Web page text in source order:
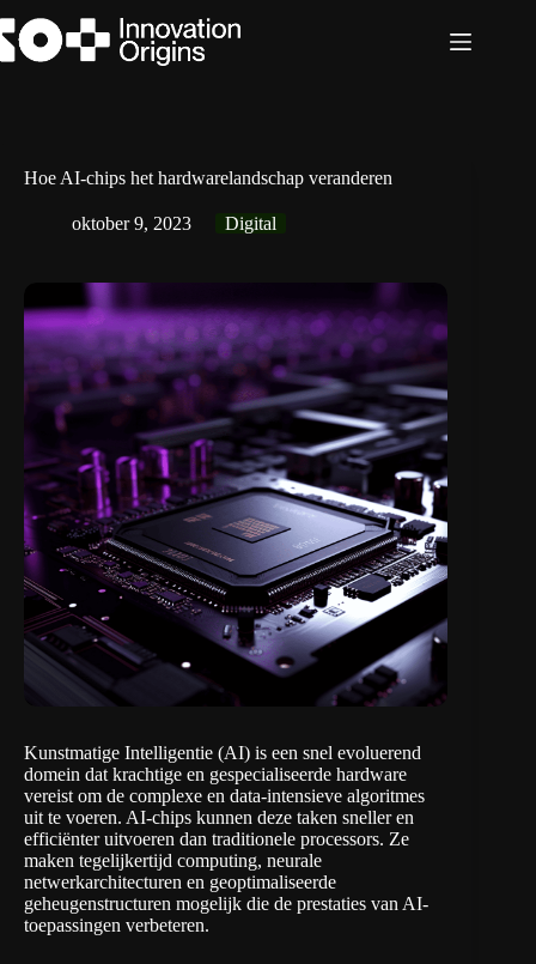
naar
de
Hoe AI-chips het hardwarelandschap veranderen
oktober 9, 2023 Digital
Kunstmatige Intelligentie (AI) is een snel evoluerend
domein dat krachtige en gespecialiseerde hardware
vereist om de complexe en data-intensieve algoritmes
uit te voeren. AI-chips kunnen deze taken sneller en
efficiënter uitvoeren dan traditionele processors. Ze
maken tegelijkertijd computing, neurale
netwerkarchitecturen en geoptimaliseerde
geheugenstructuren mogelijk die de prestaties van AI-
toepassingen verbeteren.